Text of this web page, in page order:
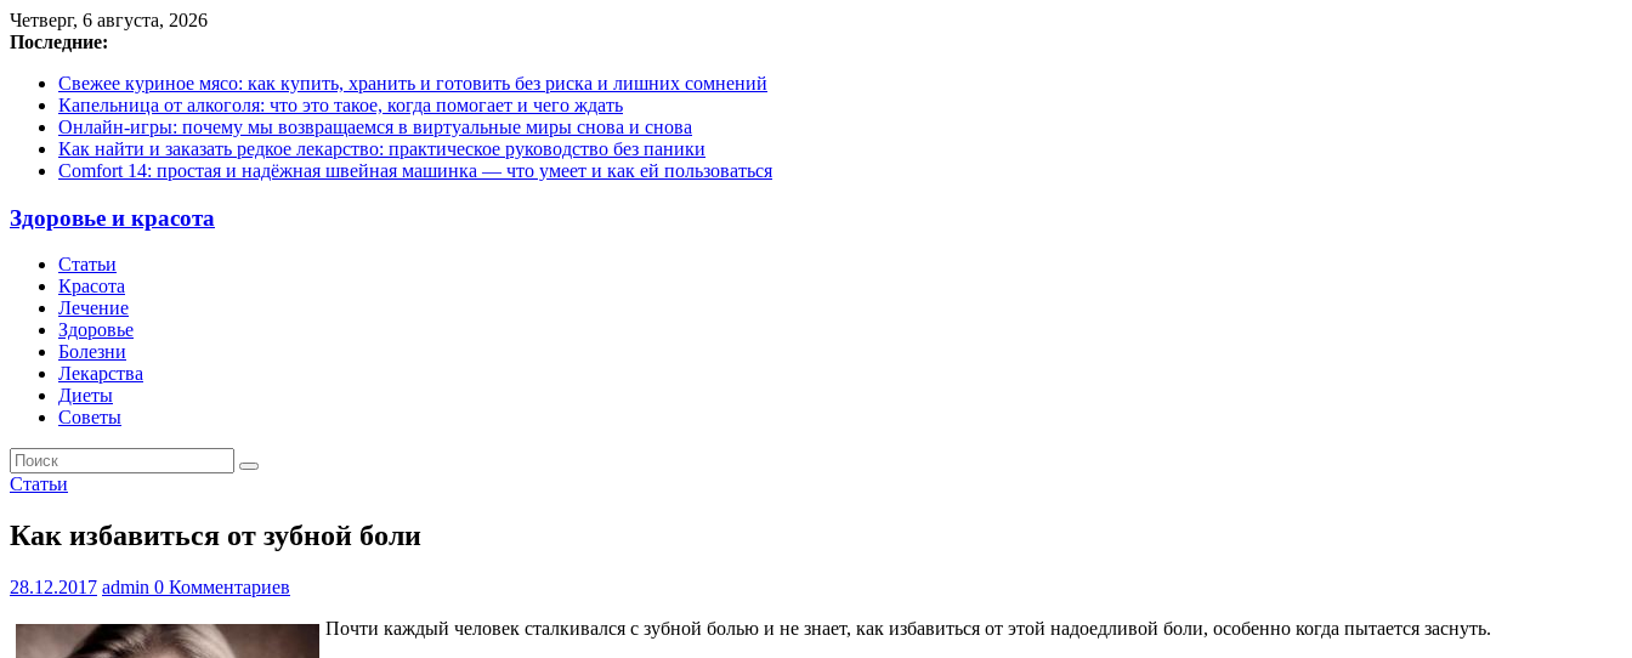
Четверг, 6 августа, 2026
Последние:
Свежее куриное мясо: как купить, хранить и готовить без риска и лишних сомнений
Капельница от алкоголя: что это такое, когда помогает и чего ждать
Онлайн-игры: почему мы возвращаемся в виртуальные миры снова и снова
Как найти и заказать редкое лекарство: практическое руководство без паники
Comfort 14: простая и надёжная швейная машинка — что умеет и как ей пользоваться
Здоровье и красота
Статьи
Красота
Лечение
Здоровье
Болезни
Лекарства
Диеты
Советы
Статьи
Как избавиться от зубной боли
28.12.2017 admin 0 Комментариев
Почти каждый человек сталкивался с зубной болью и не знает, как избавиться от этой надоедливой боли, особенно когда пытается заснуть.